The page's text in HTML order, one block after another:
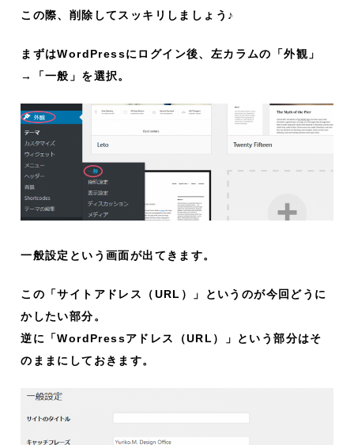
この際、削除してスッキリしましょう♪
まずはWordPressにログイン後、左カラムの「外観」
→「一般」を選択。
一般設定という画面が出てきます。
この「サイトアドレス（URL）」というのが今回どうに
かしたい部分。
逆に「WordPressアドレス（URL）」という部分はそ
のままにしておきます。